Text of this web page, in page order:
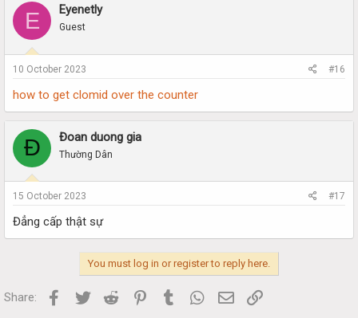
E Eyenetly
Guest
10 October 2023 #16
how to get clomid over the counter
Đ Đoan duong gia
Thường Dân
15 October 2023 #17
Đẳng cấp thật sự
You must log in or register to reply here.
Share: Facebook
Twitter Reddit PinterestTumblr WhatsApp
Email